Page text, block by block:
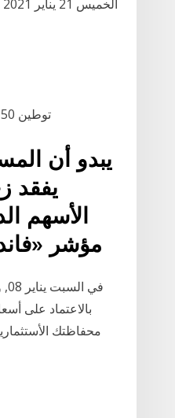
توطين 50 % من الإنفاق السعودي.. في قطاع الإلكترونيات الدفاعية المتقدمة. الأسهم السعودية
يبدو أن
الأسهم
مؤشر
بالاعتماد على
محفاظتك